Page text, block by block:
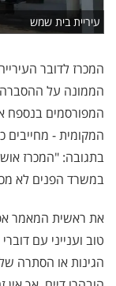
עיריית בית שמש
המכרז לדובר
הממונה על ההסברה
המפורסמים בנספח
המקומית - מחייבים
בתגובה: "המכרז
במשרד הפנים לא
את ראשית המאמר
טוב וענייני עם
הגינות או הסתרה